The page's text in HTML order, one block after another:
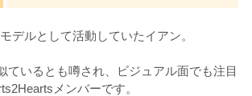
デルとして活動していたイアン。
ているとも噂され、ビジュアル面でも注目
メンバーです。